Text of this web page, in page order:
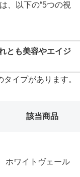
、以下の“5つの視
とも美容やエイジ
イプがあります。
該当商品
ホワイトヴェール